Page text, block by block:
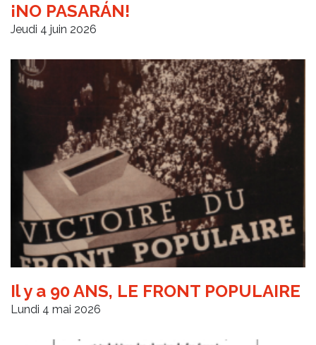
¡NO PASARÁN!
Jeudi 4 juin 2026
Il y a 90 ANS, LE FRONT POPULAIRE
Lundi 4 mai 2026